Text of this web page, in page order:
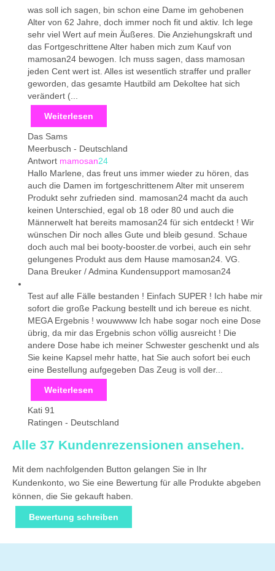
was soll ich sagen, bin schon eine Dame im gehobenen
Alter von 62 Jahre, doch immer noch fit und aktiv. Ich lege
sehr viel Wert auf mein Äußeres. Die Anziehungskraft und
das Fortgeschrittene Alter haben mich zum Kauf von
mamosan24 bewogen. Ich muss sagen, dass mamosan
jeden Cent wert ist. Alles ist wesentlich straffer und praller
geworden, das gesamte Hautbild am Dekoltee hat sich
verändert (...
Weiterlesen
Das Sams
Meerbusch - Deutschland
Antwort mamosan24
Hallo Marlene, das freut uns immer wieder zu hören, das
auch die Damen im fortgeschrittenem Alter mit unserem
Produkt sehr zufrieden sind. mamosan24 macht da auch
keinen Unterschied, egal ob 18 oder 80 und auch die
Männerwelt hat bereits mamosan24 für sich entdeckt ! Wir
wünschen Dir noch alles Gute und bleib gesund. Schaue
doch auch mal bei booty-booster.de vorbei, auch ein sehr
gelungenes Produkt aus dem Hause mamosan24. VG.
Dana Breuker / Admina Kundensupport mamosan24
Test auf alle Fälle bestanden ! Einfach SUPER ! Ich habe mir
sofort die große Packung bestellt und ich bereue es nicht.
MEGA Ergebnis ! wouwwww Ich habe sogar noch eine Dose
übrig, da mir das Ergebnis schon völlig ausreicht ! Die
andere Dose habe ich meiner Schwester geschenkt und als
Sie keine Kapsel mehr hatte, hat Sie auch sofort bei euch
eine Bestellung aufgegeben Das Zeug is voll der...
Weiterlesen
Kati 91
Ratingen - Deutschland
Alle 37 Kundenrezensionen ansehen.
Mit dem nachfolgenden Button gelangen Sie in Ihr
Kundenkonto, wo Sie eine Bewertung für alle Produkte abgeben
können, die Sie gekauft haben.
Bewertung schreiben